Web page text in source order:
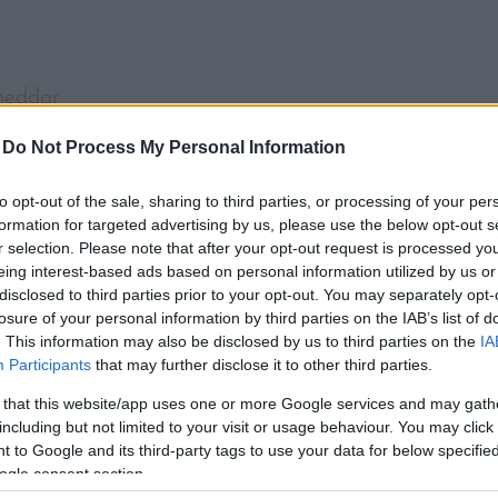
Do Not Process My Personal Information
opt-out of the sale, sharing to third parties, or processing of your
for targeted advertising by us, please use the below opt-out
selection. Please note that after your opt-out request is processed
interest-based ads based on personal information utilized by us
to third parties prior to your opt-out. You may separately
of your personal information by third parties on the IAB’s list of
This information may also be disclosed by us to third parties on the
Participants that may further disclose it to other third parties.
that this website/app uses one or more Google services and may
but not limited to your visit or usage behaviour. You may
to Google and its third-party tags to use your data for below
consent section.
ízlés szerint csípős szósz
tálban verjük fel a tojásokat, adjuk hozzá a
nagyjából 30 másodpercig, majd alaposan
30 másodpercig.
a folyamatot, ám a harmadik kör előtt